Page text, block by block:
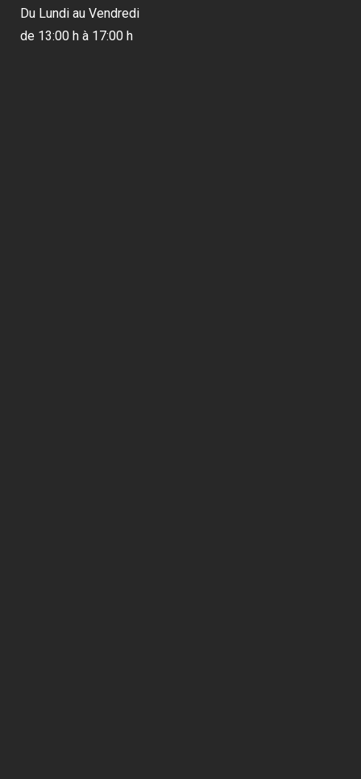
Du Lundi au Vendredi
de 13:00 h à 17:00 h